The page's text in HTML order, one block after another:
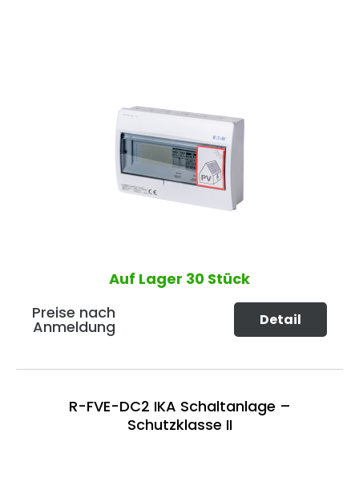
Auf Lager 30 Stück
Preise nach
Anmeldung Detail
R-FVE-DC2 IKA Schaltanlage –
Schutzklasse II